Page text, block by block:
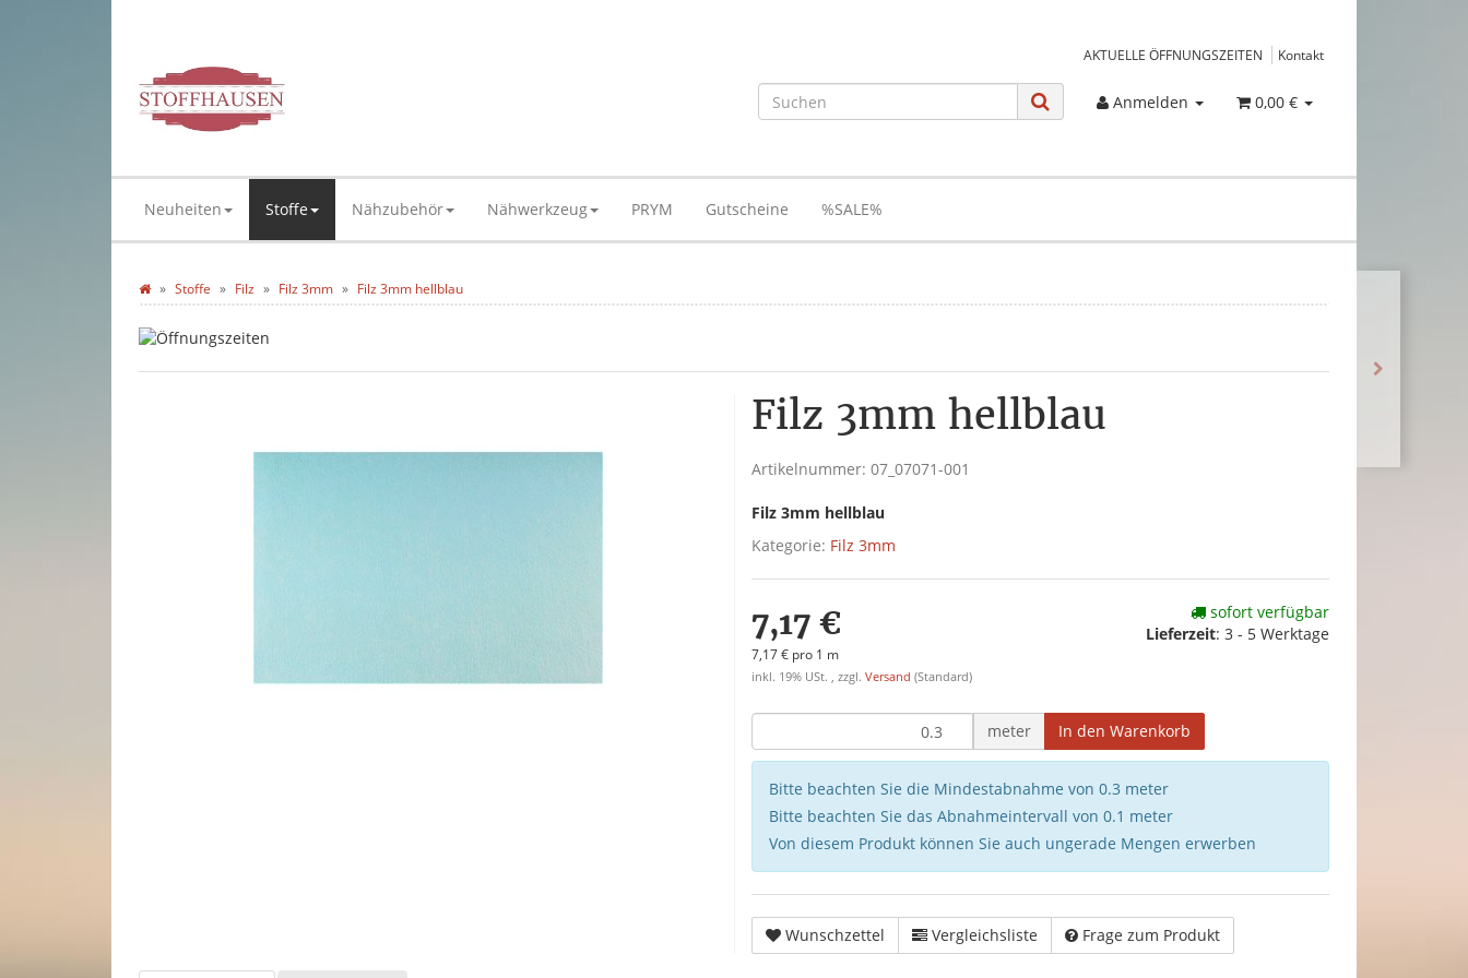
AKTUELLE ÖFFNUNGSZEITEN Kontakt
Anmelden 0,00 €
Neuheiten Stoffe Nähzubehör Nähwerkzeug PRYM Gutscheine %SALE%
Stoffe Filz Filz 3mm Filz 3mm hellblau
Filz 3mm hellblau
Artikelnummer: 07_07071-001
Filz 3mm hellblau
Kategorie: Filz 3mm
7,17 €
7,17 € pro 1 m
inkl. 19% USt. , zzgl. Versand (Standard)
sofort verfügbar
Lieferzeit: 3 - 5 Werktage
meter In den Warenkorb
Bitte beachten Sie die Mindestabnahme von 0.3 meter
Bitte beachten Sie das Abnahmeintervall von 0.1 meter
Von diesem Produkt können Sie auch ungerade Mengen erwerben
Wunschzettel Vergleichsliste Frage zum Produkt